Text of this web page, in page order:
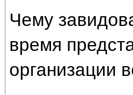
Чему
время
организации